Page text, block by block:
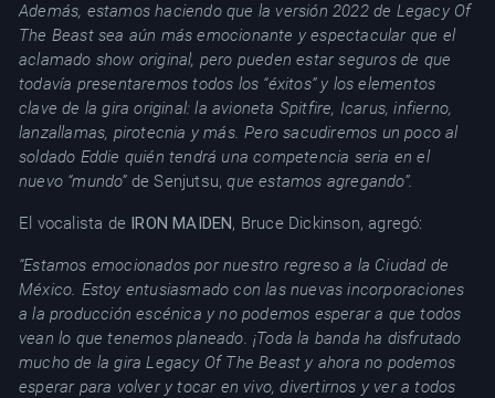
Además, estamos haciendo que la versión 2022 de Legacy Of
The Beast sea aún más emocionante y espectacular que el
aclamado show original, pero pueden estar seguros de que
todavía presentaremos todos los “éxitos” y los elementos
clave de la gira original: la avioneta Spitfire, Icarus, infierno,
lanzallamas, pirotecnia y más. Pero sacudiremos un poco al
soldado Eddie quién tendrá una competencia seria en el
nuevo “mundo”de Senjutsu,que estamos agregando”.
El vocalista de IRON MAIDEN, Bruce Dickinson, agregó:
“Estamos emocionados por nuestro regreso a la Ciudad de
México. Estoy entusiasmado con las nuevas incorporaciones
a la producción escénica y no podemos esperar a que todos
vean lo que tenemos planeado. ¡Toda la banda ha disfrutado
mucho de la gira Legacy Of The Beast y ahora no podemos
esperar para volver y tocar en vivo, divertirnos y ver a todos